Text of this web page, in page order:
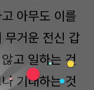
아무도 이를
무거운 전신 갑
고 일하는 것
기대하는 것